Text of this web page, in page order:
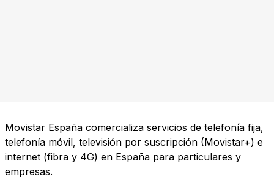
Movistar España comercializa servicios de telefonía fija,
telefonía móvil, televisión por suscripción (Movistar+) e
internet (fibra y 4G) en España para particulares y
empresas.